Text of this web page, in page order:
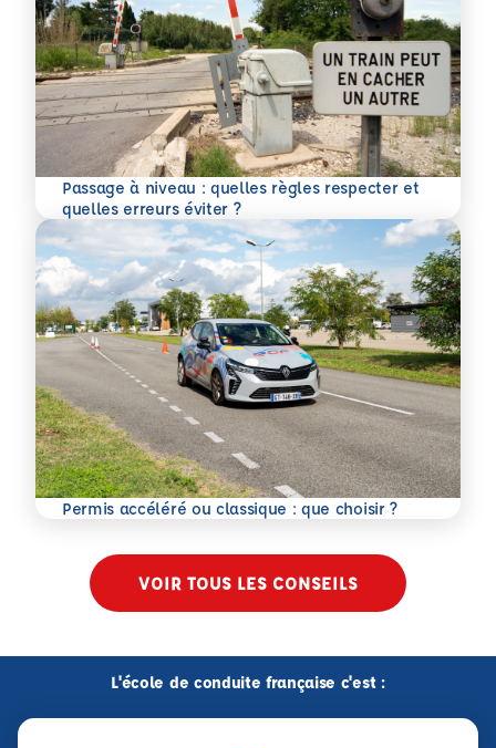
Passage à niveau : quelles règles respecter et
quelles erreurs éviter ?
En savoir plus
Permis accéléré ou classique : que choisir ?
En savoir plus
VOIR TOUS LES CONSEILS
L'école de conduite française c'est :